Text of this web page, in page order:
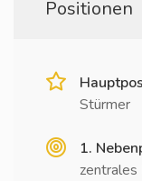
Positionen
Stürmer
1.